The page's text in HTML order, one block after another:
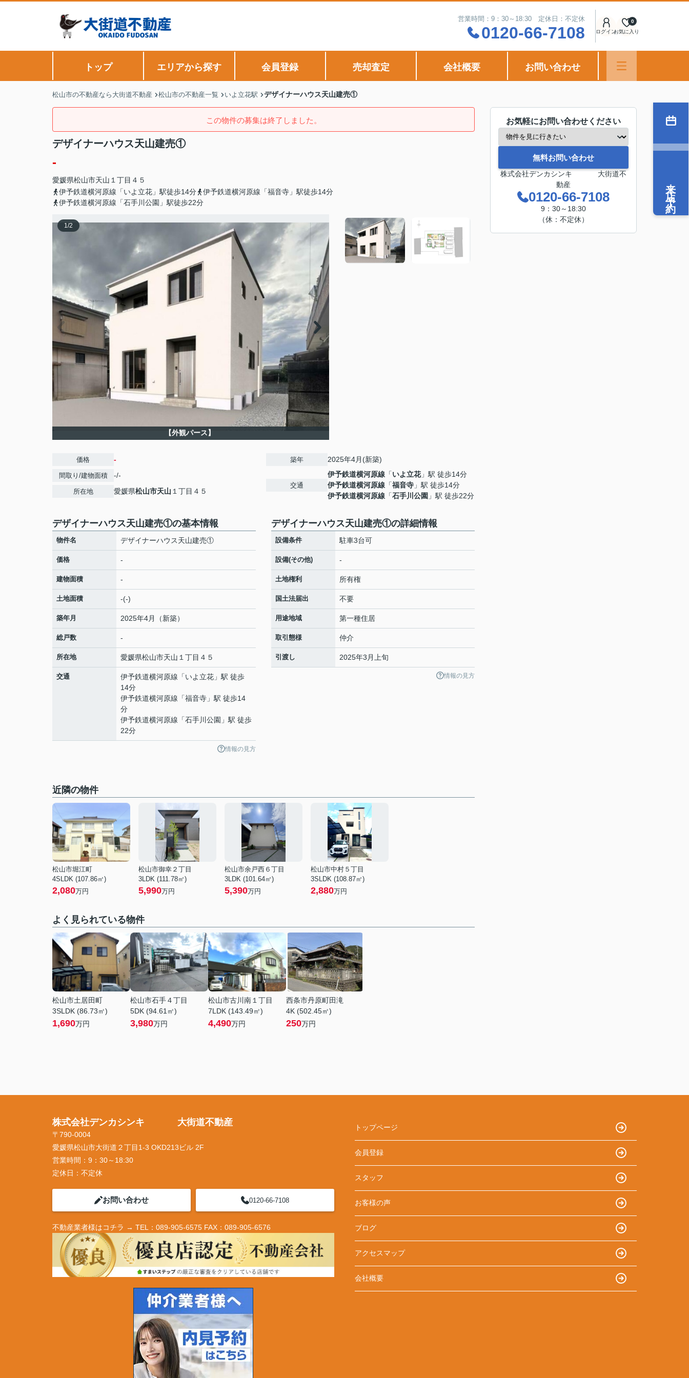
営業時間：9：30～18:30 定休日：不定休
0120-66-7108 ログインお気に入り
0
トップ エリアから探す 会員登録 売却査定 会社概要 お問い合わせ
松山市の不動産なら大街道不動産 松山市の不動産一覧 いよ立花駅 デザイナーハウス天山建売①
この物件の募集は終了しました。
デザイナーハウス天山建売①
-
愛媛県松山市天山 １丁目４５
伊予鉄道横河原線「いよ立花」駅徒歩14分
伊予鉄道横河原線「福音寺」駅徒歩14分
伊予鉄道横河原線「石手川公園」駅徒歩22分
1/2
【外観パース】
価格 -
間取り/建物面積 -/-
所在地 愛媛県松山市天山 １丁目４５
築年 2025年4月(新築)
交通
伊予鉄道横河原線 「いよ立花」駅 徒歩14分
伊予鉄道横河原線 「福音寺 」駅 徒歩14分
伊予鉄道横河原線 「石手川公園 」駅 徒歩22分
デザイナーハウス天山建売①の基本情報
物件名 デザイナーハウス天山建売①
価格 -
建物面積 -
土地面積 -(-)
築年月 2025年4月（新築）
総戸数 -
所在地 愛媛県松山市天山 １丁目４５
交通 伊予鉄道横河原線 「いよ立花 」駅 徒歩
14分
伊予鉄道横河原線 「福音寺 」駅 徒歩14
分
伊予鉄道横河原線 「石手川公園 」駅 徒歩
22分
情報の見方
デザイナーハウス天山建売①の詳細情報
設備条件 駐車3台可
設備(その他) -
土地権利 所有権
国土法届出 不要
用途地域 第一種住居
取引態様 仲介
引渡し 2025年3月上旬
情報の見方
近隣の物件
松山市堀江町
4SLDK (107.86㎡)
2,080万円
松山市御幸２丁目
3LDK (111.78㎡)
5,990万円
松山市余戸西６丁目
3LDK (101.64㎡)
5,390万円
松山市中村５丁目
3SLDK (108.87㎡)
2,880万円
よく見られている物件
松山市土居田町
3SLDK (86.73㎡)
1,690万円
松山市石手４丁目
5DK (94.61㎡)
3,980万円
松山市古川南１丁目
7LDK (143.49㎡)
4,490万円
西条市丹原町田滝
4K (502.45㎡)
250万円
お気軽にお問い合わせください
無料お問い合わせ
株式会社デンカシンキ 大街道不
動産
0120-66-7108
9：30～18:30
（休：不定休）
来店予約
株式会社デンカシンキ 大街道不動産
〒790-0004
愛媛県松山市大街道２丁目1-3 OKD213ビル 2F
営業時間： 9：30～18:30
定休日： 不定休
お問い合わせ 0120-66-7108
不動産業者様はコチラ → TEL：089-905-6575 FAX：089-905-6576
トップページ
会員登録
スタッフ
お客様の声
ブログ
アクセスマップ
会社概要